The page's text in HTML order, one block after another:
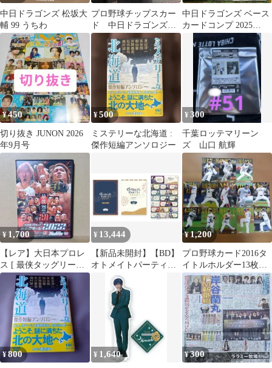
中日ドラゴンズ 松坂大
輔 99 うちわ
プロ野球チップスカー
ド 中日ドラゴンズ
まとめ売り
中日ドラゴンズ ベース
カードコンプ 2025
topps Chrome NPB
¥450
切り抜き JUNON 2026
年9月号
¥500
ミステリーな北海道 :
傑作短編アンソロジー
¥300
千葉ロッテマリーン
ズ 山口 航輝
¥ 1,700
【レア】大日本プロレ
ス [ 最侠タッグリーグ
2022公式戦 ] DVD
¥ 13,444
【新品未開封】【BD】
オトメイトパーティー
2024 Cセット限定版
（8/18(日)夜公演ver.）
[Blu-ray] 赤羽根健治天
﨑滉平石川界人上村祐
翔 (出演) 形式: Blu-ray
¥1,200
プロ野球カード2016タ
イトルホルダー13枚セ
ット
¥800 ¥ 1,640 ¥300